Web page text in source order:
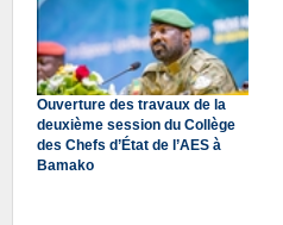
Ouverture des travaux de la
deuxième session du Collège
des Chefs d’État de l’AES à
Bamako